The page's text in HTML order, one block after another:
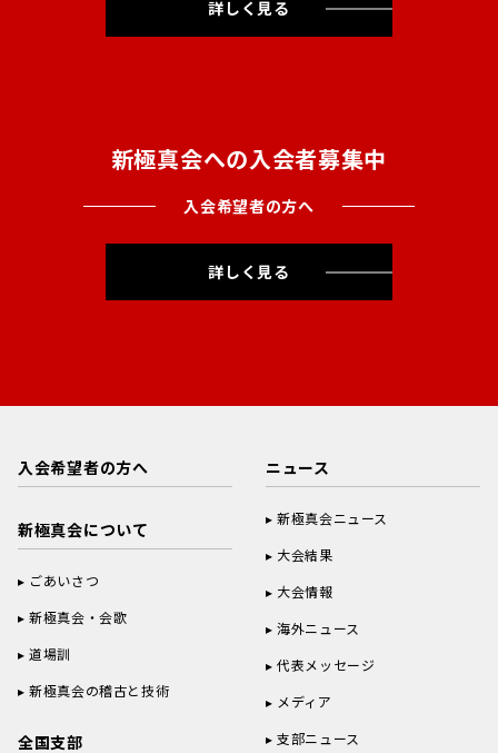
詳しく見る
新極真会への入会者募集中
入会希望者の方へ
詳しく見る
入会希望者の方へ
新極真会について
ごあいさつ
新極真会・会歌
道場訓
新極真会の稽古と技術
全国支部
ニュース
新極真会ニュース
大会結果
大会情報
海外ニュース
代表メッセージ
メディア
支部ニュース